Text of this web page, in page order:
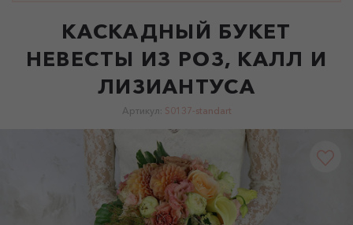
КАСКАДНЫЙ БУКЕТ
НЕВЕСТЫ ИЗ РОЗ, КАЛЛ И
ЛИЗИАНТУСА
Артикул: S0137-standart